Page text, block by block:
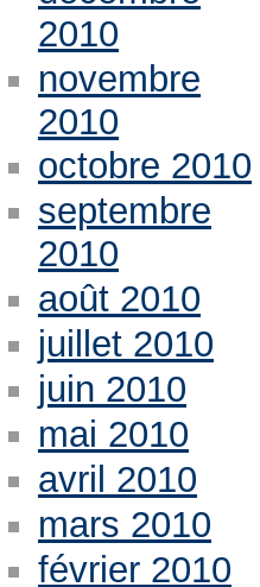
2010
novembre
2010
octobre 2010
septembre
2010
août 2010
juillet 2010
juin 2010
mai 2010
avril 2010
mars 2010
février 2010